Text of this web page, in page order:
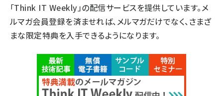
「Think IT Weekly」の配信サービスを提供しています。メ
ルマガ会員登録を済ませれば、メルマガだけでなく、さまざ
まな限定特典を入手できるようになります。